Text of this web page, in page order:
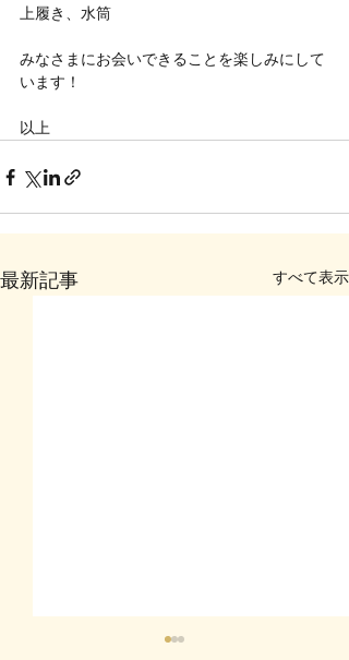
上履き、水筒
みなさまにお会いできることを楽しみにして
います！
以上
最新記事 すべて表示